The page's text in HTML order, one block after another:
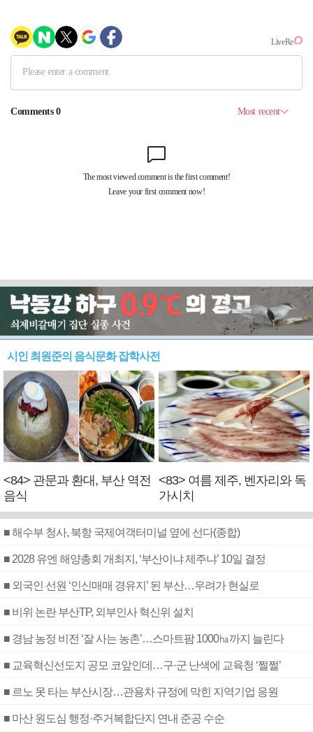
시인 최원준의 음식문화 잡학사전
<84> 관문과 환대, 부산 역전
음식
<83> 여름 제주, 벤자리와 독
가시치
■ 해수부 청사, 북항 국제여객터미널 옆에 선다(종합)
■ 2028 유엔 해양총회 개최지, ‘부산이냐 제주냐’ 10일 결정
■ 외국인 선원 ‘인신매매 경유지’ 된 부산…우려가 현실로
■ 비위 논란 부산TP, 외부인사 혁신위 설치
■ 경남 농정 비전 ‘잘 사는 농촌’…스마트팜 1000㏊까지 늘린다
■ 교육혁신선도지 공모 코앞인데…구·군 난색에 교육청 ‘쩔쩔’
■ 르노 못 타는 부산시장…관용차 규정에 막힌 지역기업 응원
■ 마산 원도심 행정·주거복합단지 연내 준공 수순